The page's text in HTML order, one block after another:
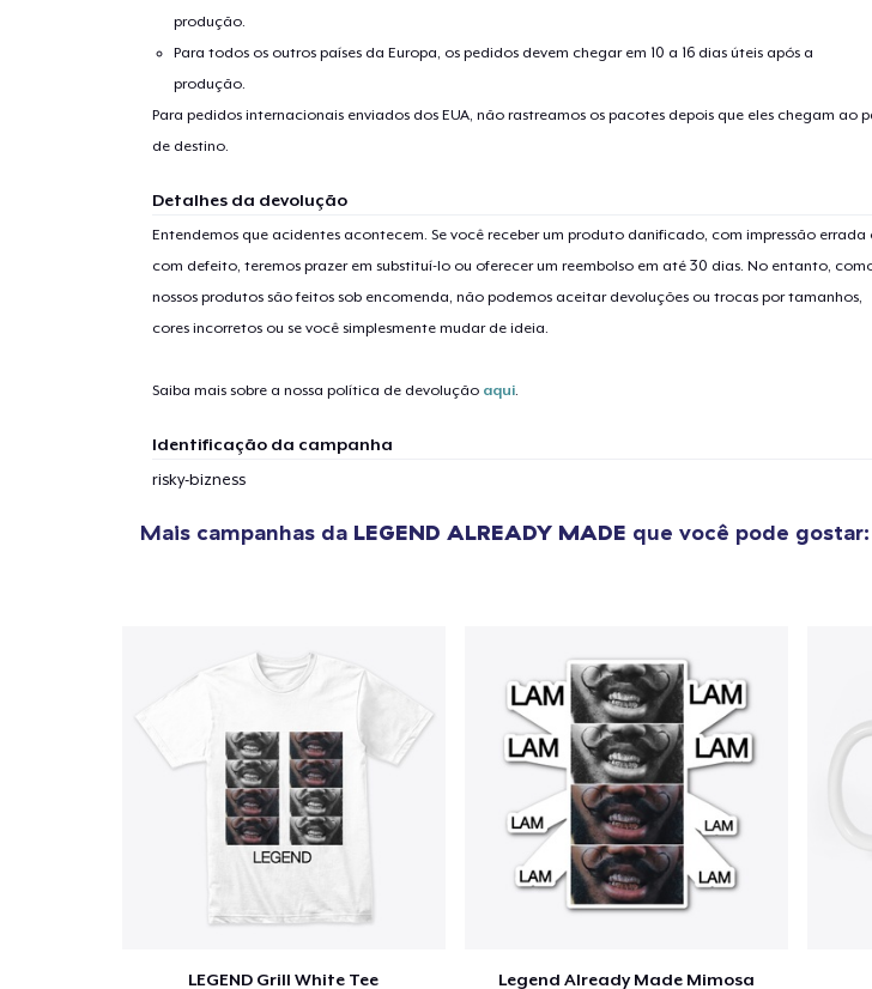
produção.
Para todos os outros países da Europa, os pedidos devem chegar em 10 a 16 dias úteis após a
produção.
Para pedidos internacionais enviados dos EUA, não rastreamos os pacotes depois que eles chegam ao
de destino.
Detalhes da devolução
Entendemos que acidentes acontecem. Se você receber um produto danificado, com impressão errada
com defeito, teremos prazer em substituí-lo ou oferecer um reembolso em até 30 dias. No entanto,
nossos produtos são feitos sob encomenda, não podemos aceitar devoluções ou trocas por tamanhos,
cores incorretos ou se você simplesmente mudar de ideia.
Saiba mais sobre a nossa política de devolução aqui.
Identificação da campanha
risky-bizness
Mais campanhas da LEGEND ALREADY MADE que você pode gostar:
LEGEND Grill White Tee Legend Already Made Mimosa
artigo adicionado ao Carrinho